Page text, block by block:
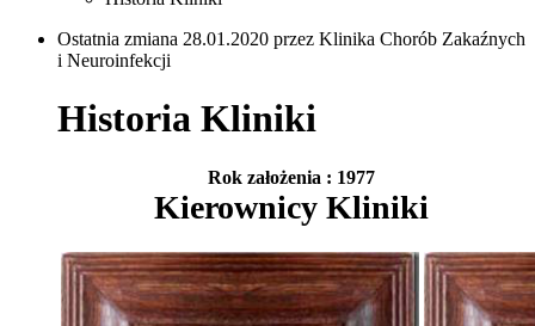
Ostatnia zmiana 28.01.2020 przez Klinika Chorób Zakaźnych
i Neuroinfekcji
Historia Kliniki
Rok założenia : 1977
Kierownicy Kliniki